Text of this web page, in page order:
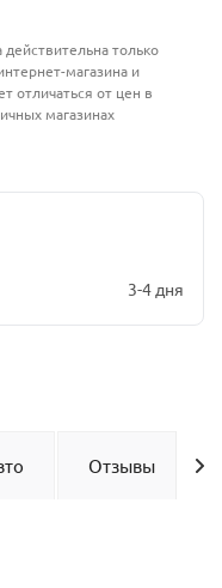
действительна только
магазина и
отличаться от цен в
магазинах
3-4 дня
Отзывы